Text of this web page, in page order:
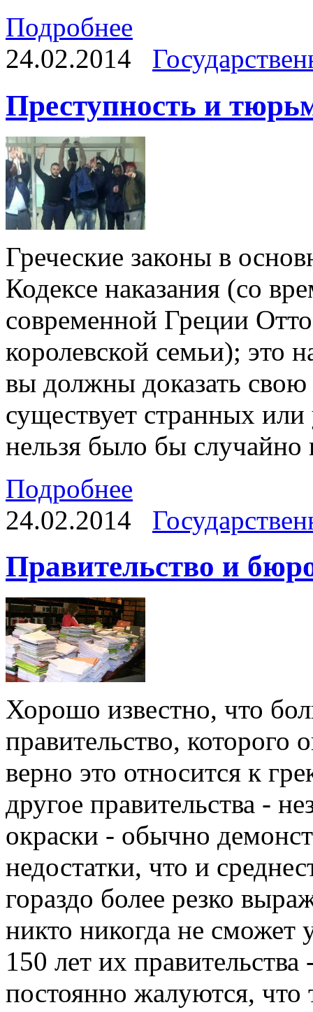
Подробнее
24.02.2014
Преступность и
Греческие законы в
Кодексе наказания (со
современной Греции
королевской семьи); это
вы должны доказать
существует странных
нельзя было бы случайно
Подробнее
24.02.2014
Правительство и
Хорошо известно, что
правительство, которого
верно это относится к
другое правительства -
окраски - обычно
недостатки, что и
гораздо более резко
никто никогда не сможет
150 лет их
постоянно жалуются, что